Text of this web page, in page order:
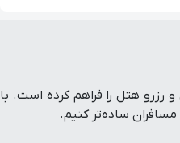
اتوبوس و رزرو هتل را فراهم کرده است. با
ساده‌تر کنیم.